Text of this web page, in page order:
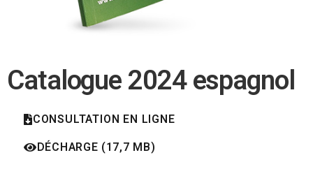
Catalogue 2024 espagnol
CONSULTATION EN LIGNE
DÉCHARGE (17,7 MB)